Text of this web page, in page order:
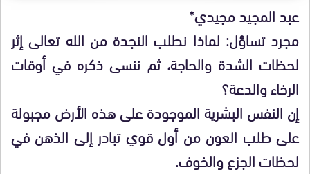
عبد المجيد مجيدي*
مجرد تساؤل: لماذا نطلب النجدة من الله تعالى إثر
لحظات الشدة والحاجة، ثم ننسى ذكره في أوقات
الرخاء والدعة؟
إن النفس البشرية الموجودة على هذه الأرض مجبولة
على طلب العون من أول قوي تبادر إلى الذهن في
لحظات الجزع والخوف.